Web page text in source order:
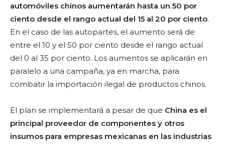
automóviles chinos aumentarán hasta un 50 por
ciento desde el rango actual del 15 al 20 por ciento.
En el caso de las autopartes, el aumento será de
entre el 10 y el 50 por ciento desde el rango actual
del 0 al 35 por ciento. Los aumentos se aplicarán en
paralelo a una campaña, ya en marcha, para
combatir la importación ilegal de productos chinos.
El plan se implementará a pesar de que China es el
principal proveedor de componentes y otros
insumos para empresas mexicanas en las industrias